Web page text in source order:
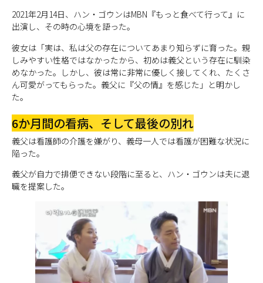
2021年2月14日、ハン・ゴウンはMBN『もっと食べて行って』に
出演し、その時の心境を語った。
彼女は「実は、私は父の存在についてあまり知らずに育った。親
しみやすい性格ではなかったから、初めは義父という存在に馴染
めなかった。しかし、彼は常に非常に優しく接してくれ、たくさ
ん可愛がってもらった。義父に『父の情』を感じた」と明かし
た。
6か月間の看病、そして最後の別れ
義父は看護師の介護を嫌がり、義母一人では看護が困難な状況に
陥った。
義父が自力で排便できない段階に至ると、ハン・ゴウンは夫に退
職を提案した。